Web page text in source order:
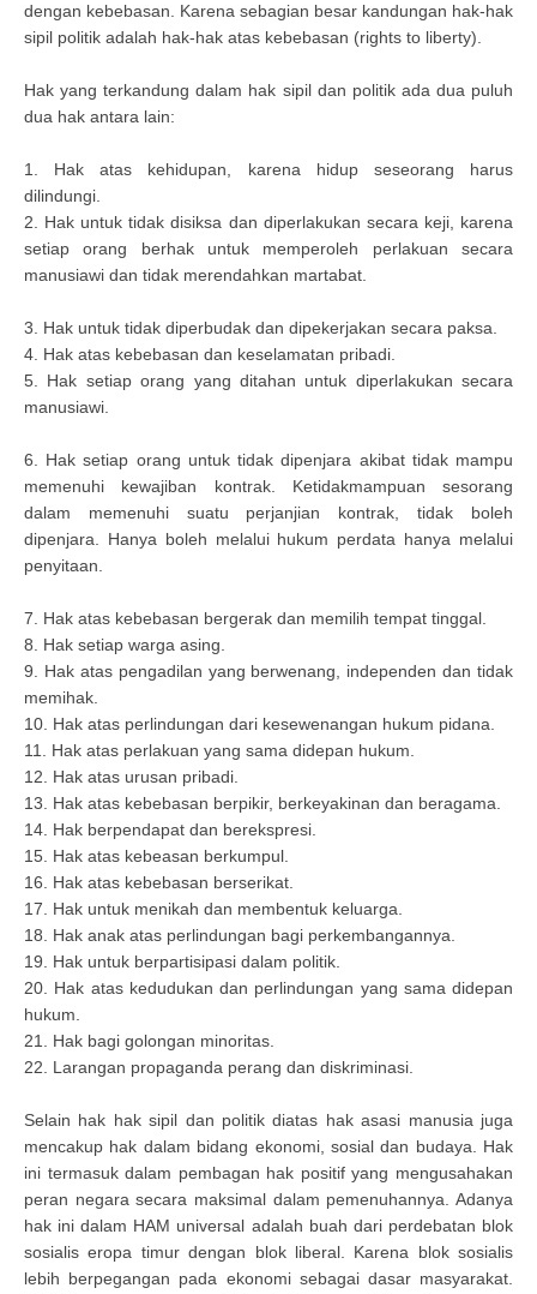
dengan kebebasan. Karena sebagian besar kandungan hak-hak
sipil politik adalah hak-hak atas kebebasan (rights to liberty).
Hak yang terkandung dalam hak sipil dan politik ada dua puluh
dua hak antara lain:
1. Hak atas kehidupan, karena hidup seseorang harus
dilindungi.
2. Hak untuk tidak disiksa dan diperlakukan secara keji, karena
setiap orang berhak untuk memperoleh perlakuan secara
manusiawi dan tidak merendahkan martabat.
3. Hak untuk tidak diperbudak dan dipekerjakan secara paksa.
4. Hak atas kebebasan dan keselamatan pribadi.
5. Hak setiap orang yang ditahan untuk diperlakukan secara
manusiawi.
6. Hak setiap orang untuk tidak dipenjara akibat tidak mampu
memenuhi kewajiban kontrak. Ketidakmampuan sesorang
dalam memenuhi suatu perjanjian kontrak, tidak boleh
dipenjara. Hanya boleh melalui hukum perdata hanya melalui
penyitaan.
7. Hak atas kebebasan bergerak dan memilih tempat tinggal.
8. Hak setiap warga asing.
9. Hak atas pengadilan yang berwenang, independen dan tidak
memihak.
10. Hak atas perlindungan dari kesewenangan hukum pidana.
11. Hak atas perlakuan yang sama didepan hukum.
12. Hak atas urusan pribadi.
13. Hak atas kebebasan berpikir, berkeyakinan dan beragama.
14. Hak berpendapat dan berekspresi.
15. Hak atas kebeasan berkumpul.
16. Hak atas kebebasan berserikat.
17. Hak untuk menikah dan membentuk keluarga.
18. Hak anak atas perlindungan bagi perkembangannya.
19. Hak untuk berpartisipasi dalam politik.
20. Hak atas kedudukan dan perlindungan yang sama didepan
hukum.
21. Hak bagi golongan minoritas.
22. Larangan propaganda perang dan diskriminasi.
Selain hak hak sipil dan politik diatas hak asasi manusia juga
mencakup hak dalam bidang ekonomi, sosial dan budaya. Hak
ini termasuk dalam pembagan hak positif yang mengusahakan
peran negara secara maksimal dalam pemenuhannya. Adanya
hak ini dalam HAM universal adalah buah dari perdebatan blok
sosialis eropa timur dengan blok liberal. Karena blok sosialis
lebih berpegangan pada ekonomi sebagai dasar masyarakat.